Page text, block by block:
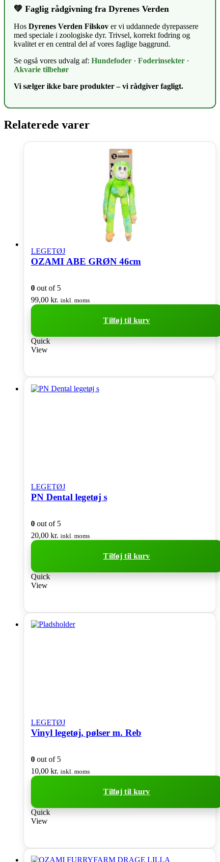
💚 Faglig rådgivning fra Dyrenes Verden
Hos Dyrenes Verden Filskov er vi uddannede dyrepassere
med speciale i zoologiske dyr. Trivsel, korrekt fodring og
kvalitet er en central del af vores faglige baggrund.
Se også vores udvalg af: Hundefoder · Foderinsekter ·
Akvarie tilbehør
Vi sælger ikke bare produkter – vi rådgiver fagligt.
Relaterede varer
LEGETØJ
OZAMI ABE GRØN 46cm
0 out of 5
99,00 kr. inkl. moms
Tilføj til kurv
Quick
View
LEGETØJ
PN Dental legetøj s
0 out of 5
20,00 kr. inkl. moms
Tilføj til kurv
Quick
View
LEGETØJ
Vinyl legetøj, pølser m. Reb
0 out of 5
10,00 kr. inkl. moms
Tilføj til kurv
Quick
View